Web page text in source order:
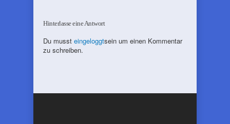
Hinterlasse eine Antwort
Du musst eingeloggtsein um einen Kommentar
zu schreiben.